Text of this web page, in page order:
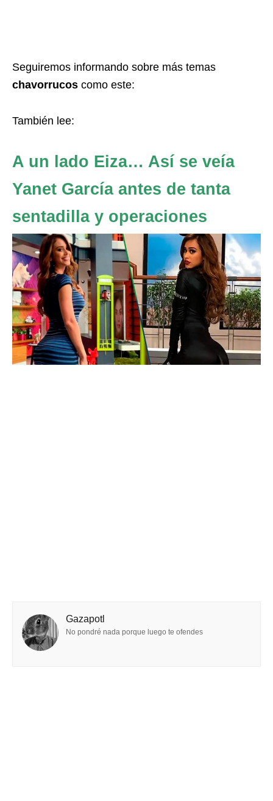
Seguiremos informando sobre más temas
chavorrucos como este:
También lee:
A un lado Eiza… Así se veía
Yanet García antes de tanta
sentadilla y operaciones
Gazapotl
No pondré nada porque luego te ofendes